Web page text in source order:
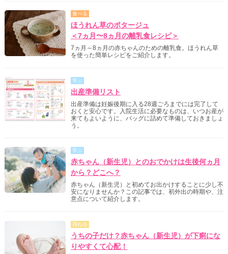
食べる
ほうれん草のポタージュ
＜7ヵ月〜8ヵ月の離乳食レシピ＞
7ヵ月～8ヵ月の赤ちゃんのための離乳食。ほうれん草
を使った簡単レシピをご紹介します。
学ぶ
出産準備リスト
出産準備は妊娠後期に入る28週ごろまでには完了して
おくと安心です。入院生活に必要なものは、いつお産が
来てもよいように、バッグに詰めて準備しておきましょ
う。
学ぶ
赤ちゃん（新生児）とのおでかけは生後何ヵ月
から？どこへ？
赤ちゃん（新生児）と初めてお出かけすることに少し不
安になりませんか？この記事では、初外出の時期や、注
意点について紹介します。
尋ねる
うちの子だけ？赤ちゃん（新生児）が下痢にな
りやすくて心配！